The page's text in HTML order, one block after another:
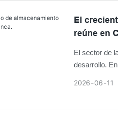
El
reúne en
El sector de
desarrollo.
2026 06 11